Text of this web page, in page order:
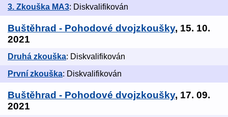
3. Zkouška MA3: Diskvalifikován
Buštěhrad - Pohodové dvojzkoušky, 15. 10.
2021
Druhá zkouška: Diskvalifikován
První zkouška: Diskvalifikován
Buštěhrad - Pohodové dvojzkoušky, 17. 09.
2021